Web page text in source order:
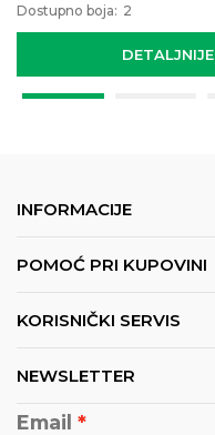
DETALJNIJE
Dostupno boja: 2
INFORMACIJE
POMOĆ PRI KUPOVINI
KORISNIČKI SERVIS
NEWSLETTER
Email